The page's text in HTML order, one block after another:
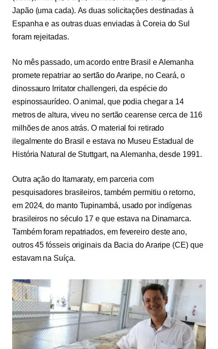
Japão (uma cada). As duas solicitações destinadas à
Espanha e as outras duas enviadas à Coreia do Sul
foram rejeitadas.
No mês passado, um acordo entre Brasil e Alemanha
promete repatriar aosertão do Araripe, no Ceará, o
dinossauro Irritator challengeri, da espécie do
espinossaurídeo. O animal, que podia chegar a 14
metros de altura, viveu no sertão cearense cerca de 116
milhões de anos atrás. O material foi retirado
ilegalmente do Brasil e estava no Museu Estadual de
História Natural de Stuttgart, na Alemanha, desde 1991.
Outra ação do Itamaraty, em parceria com
pesquisadores brasileiros, também permitiu o retorno,
em 2024, do manto Tupinambá, usado por indígenas
brasileiros no século 17 e que estava na Dinamarca.
Também foram repatriados, em fevereiro deste ano,
outros 45 fósseis originais da Bacia do Araripe (CE) que
estavam na Suíça.